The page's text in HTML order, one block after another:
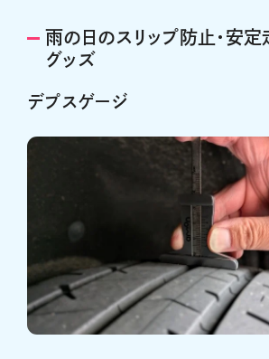
雨の日のスリップ防止・安
グッズ
デプスゲージ